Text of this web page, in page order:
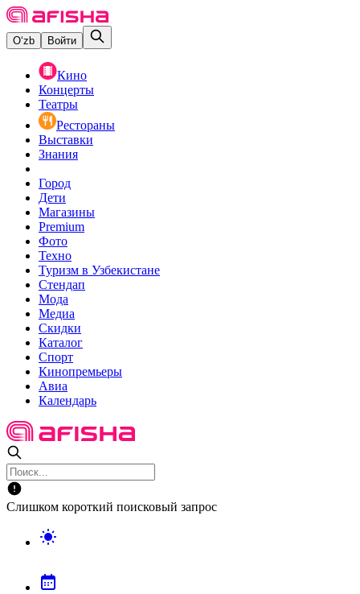
O‘zb Войти
Кино
Концерты
Театры
Рестораны
Выставки
Знания
Город
Дети
Магазины
Premium
Фото
Техно
Туризм в Узбекистане
Стендап
Мода
Медиа
Скидки
Каталог
Спорт
Кинопремьеры
Авиа
Календарь
Слишком короткий поисковый запрос